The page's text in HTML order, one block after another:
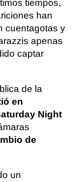
tiempos,
han
cuentagotas y
apenas
captar
de la
en
Night
de
un